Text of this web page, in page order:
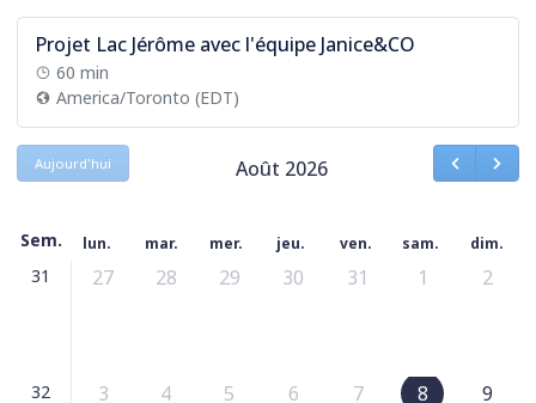
Projet Lac Jérôme avec l'équipe Janice&CO
60 min
America/Toronto (EDT)
Aujourd'hui Août 2026
Sem. lun. mar. mer. jeu. ven. sam. dim.
31 27 28 29 30 31 1 2
32 3 4 5 6 7 8 9